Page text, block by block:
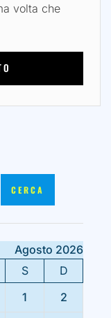
volta che
CERCA
Agosto 2026
S
D
1
2